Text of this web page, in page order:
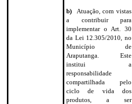
b)
Atuação, com vistas
a contribuir para
implementar o Art. 30
da Lei 12.305/2010, no
Município de
Araputanga. Este
institui a
responsabilidade
compartilhada pelo
ciclo de vida dos
produtos, a ser